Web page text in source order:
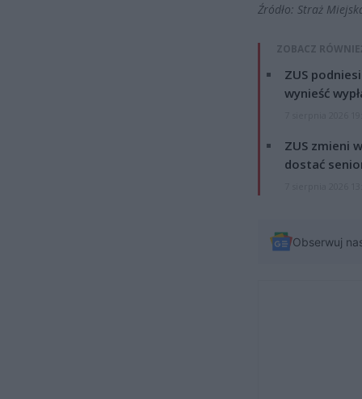
Źródło: Straż
ZOBACZ
ZUS
wynieść
ZUS zmieni
dostać
Obserwuj